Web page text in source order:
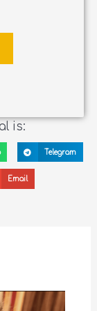
is:
Telegram
Email